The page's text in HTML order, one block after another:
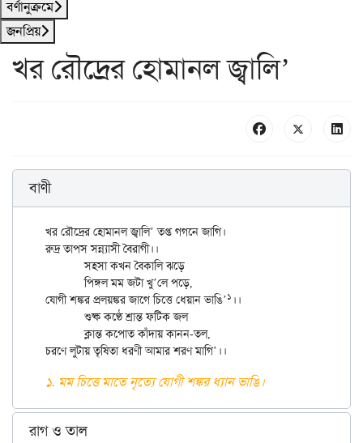
বর্ণানুক্রমে
জনপ্রিয়
খর রৌদ্রের হোমানল জ্বালি’
বাণী
খর রৌদ্রের হোমানল জ্বালি’ তপ্ত গগনে জাগি।
রুদ্র তাপস সন্ন্যাসী বৈরাগী।।
	সহসা কখন বৈকালি ঝড়ে
	পিঙ্গল মম জটা খু’লে পড়ে,
যোগী শঙ্কর প্রলয়ঙ্কর জাগে চিত্তে ধেয়ান ভাঙি’১ ।।
	ক্লান্ত কপোত কাঁদায় কানন-তল,
১. মম চিত্তে মাতে নৃত্যে যোগী শঙ্কর ধ্যান ভাঙি।
রাগ ও তাল